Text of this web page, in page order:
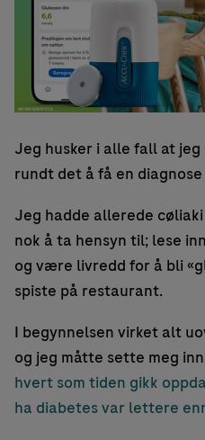
Jeg husker i alle fall at
rundt det å få en
Jeg hadde allerede
nok å ta hensyn til; lese
og være livredd for å bli
spiste på restaurant.
I begynnelsen virket alt
og jeg måtte sette meg
hvert som tiden gikk
ha diabetes var lettere